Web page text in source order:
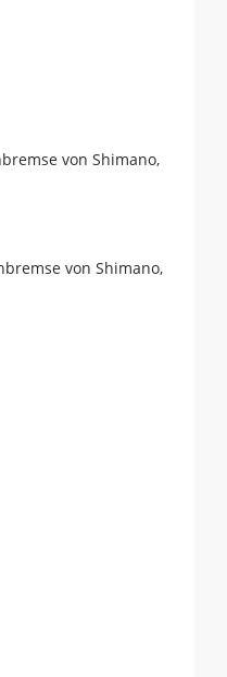
von Shimano,
von Shimano,